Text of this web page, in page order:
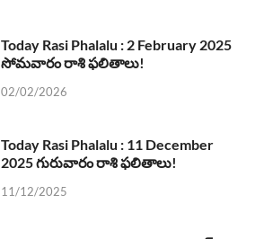
Today Rasi Phalalu : 2 February 2025
సోమవారం రాశి ఫలితాలు!
02/02/2026
Today Rasi Phalalu : 11 December
2025 గురువారం రాశి ఫలితాలు!
11/12/2025